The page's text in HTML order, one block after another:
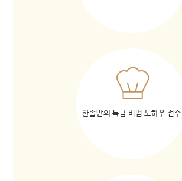
한솔만의 특급 비법 노하우 전수